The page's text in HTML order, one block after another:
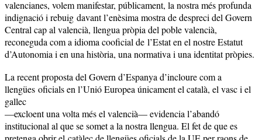
valencianes, volem manifestar, públicament, la nostra més profunda
indignació i rebuig davant l’enèsima mostra de despreci del Govern
Central cap al valencià, llengua pròpia del poble valencià,
reconeguda com a idioma cooficial de l’Estat en el nostre Estatut
d’Autonomia i en una història, una normativa i una identitat pròpies.
La recent proposta del Govern d’Espanya d’incloure com a
llengües oficials en l’Unió Europea únicament el català, el vasc i el
gallec
—excloent una volta més el valencià— evidencia l’abandó
institucional al que se somet a la nostra llengua. El fet de que es